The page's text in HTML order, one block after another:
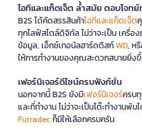
ไอทีและแก็ดเจ็ต ล้ำสมัย ตอบโจท
B2S ได้คัดสรรสินค้าไอทีและแก็ดเจ็ต
ทุกไลฟ์สไตล์ดิจิทัล ไม่ว่าจะเป็น เครื่อง
ข้อมูล, เอ็กซ์เทอนัลฮาร์ดดิสก์WD, ห
ให้การทำงานของคุณสะดวกสบายยิ่ง
เฟอร์นิเจอร์ดีไซน์ครบฟังก์ชั่น
นอกจากนี้ B2S ยังมีเฟอร์นิเจอร์ครบ
และที่ทำงาน ไม่ว่าจะเป็นโต๊ะทำงานพั
Furradecก็มีให้เลือกครบครัน